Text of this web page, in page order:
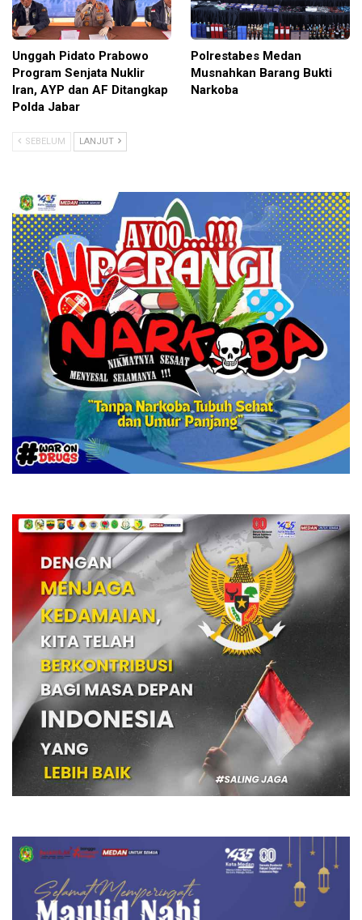
Unggah Pidato Prabowo
Program Senjata Nuklir
Iran, AYP dan AF Ditangkap
Polda Jabar
Polrestabes Medan
Musnahkan Barang Bukti
Narkoba
SEBELUM LANJUT